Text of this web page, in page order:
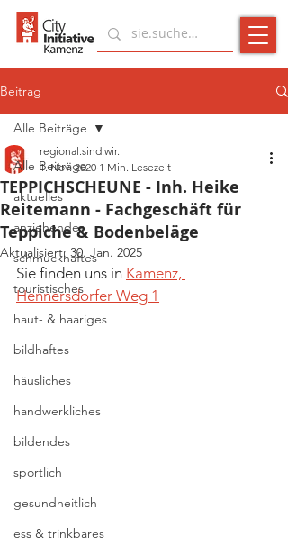
Beitrag
Alle Beiträge
aktuelles
anziehendes
schmuckhaftes
touristisches
haut- & haariges
bildhaftes
häusliches
handwerkliches
bildendes
sportlich
gesundheitlich
ess & trinkbares
Alle Beiträge
TEPPICHSCHEUNE - Inh. Heike
Reitemann - Fachgeschäft für
Teppiche & Bodenbeläge
regional.sind.wir.
1. Nov. 2020 1 Min. Lesezeit
Aktualisiert: 30. Jan. 2025
Sie finden uns in Kamenz,
Hennersdorfer Weg 1